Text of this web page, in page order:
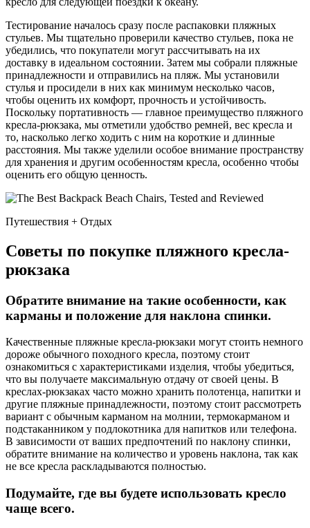
Тестирование началось сразу после распаковки пляжных
стульев. Мы тщательно проверили качество стульев, пока не
убедились, что покупатели могут рассчитывать на их
доставку в идеальном состоянии. Затем мы собрали пляжные
принадлежности и отправились на пляж. Мы установили
стулья и просидели в них как минимум несколько часов,
чтобы оценить их комфорт, прочность и устойчивость.
Поскольку портативность — главное преимущество пляжного
кресла-рюкзака, мы отметили удобство ремней, вес кресла и
то, насколько легко ходить с ним на короткие и длинные
расстояния. Мы также уделили особое внимание пространству
для хранения и другим особенностям кресла, особенно чтобы
оценить его общую ценность.
Путешествия + Отдых
Советы по покупке пляжного кресла-
рюкзака
Обратите внимание на такие особенности, как
карманы и положение для наклона спинки.
Качественные пляжные кресла-рюкзаки могут стоить немного
дороже обычного походного кресла, поэтому стоит
ознакомиться с характеристиками изделия, чтобы убедиться,
что вы получаете максимальную отдачу от своей цены. В
креслах-рюкзаках часто можно хранить полотенца, напитки и
другие пляжные принадлежности, поэтому стоит рассмотреть
вариант с обычным карманом на молнии, термокарманом и
подстаканником у подлокотника для напитков или телефона.
В зависимости от ваших предпочтений по наклону спинки,
обратите внимание на количество и уровень наклона, так как
не все кресла раскладываются полностью.
Подумайте, где вы будете использовать кресло
чаще всего.